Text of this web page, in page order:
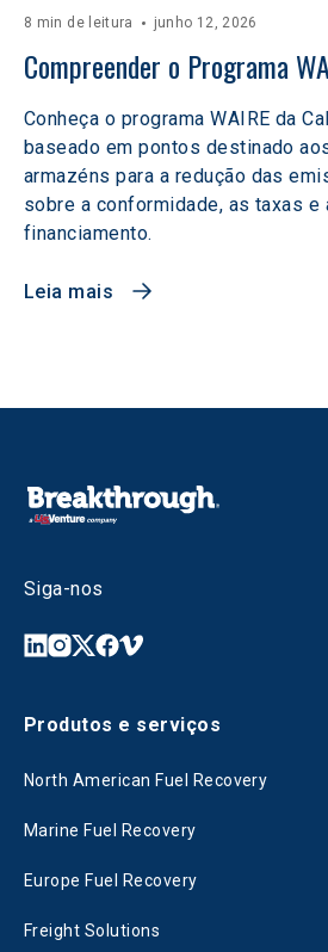
8 min de leitura junho 12, 2026
Compreender o Programa
Conheça o programa WAIRE da
baseado em pontos destinado
armazéns para a redução das
sobre a conformidade, as taxas
financiamento.
Leia mais
Siga-nos
Produtos e serviços
North American Fuel Recovery
Marine Fuel Recovery
Europe Fuel Recovery
Freight Solutions